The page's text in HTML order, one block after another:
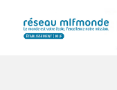
content